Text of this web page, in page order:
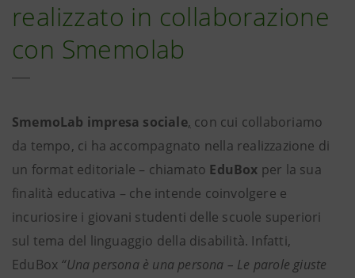
realizzato in collaborazione
con Smemolab
SmemoLab impresa sociale, con cui collaboriamo
da tempo, ci ha accompagnato nella realizzazione di
un format editoriale – chiamato EduBox per la sua
finalità educativa – che intende coinvolgere e
incuriosire i giovani studenti delle scuole superiori
sul tema del linguaggio della disabilità. Infatti,
EduBox “Una persona è una persona – Le parole giuste